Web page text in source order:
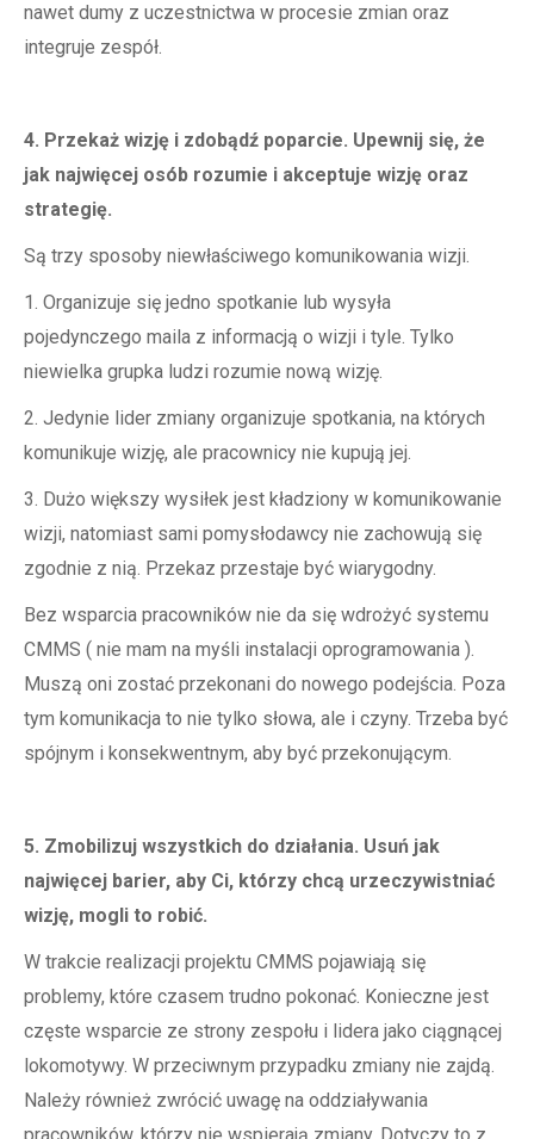
nawet dumy z uczestnictwa w procesie zmian oraz
integruje zespół.
4. Przekaż wizję i zdobądź poparcie. Upewnij się, że
jak najwięcej osób rozumie i akceptuje wizję oraz
strategię.
Są trzy sposoby niewłaściwego komunikowania wizji.
1. Organizuje się jedno spotkanie lub wysyła
pojedynczego maila z informacją o wizji i tyle. Tylko
niewielka grupka ludzi rozumie nową wizję.
2. Jedynie lider zmiany organizuje spotkania, na których
komunikuje wizję, ale pracownicy nie kupują jej.
3. Dużo większy wysiłek jest kładziony w komunikowanie
wizji, natomiast sami pomysłodawcy nie zachowują się
zgodnie z nią. Przekaz przestaje być wiarygodny.
Bez wsparcia pracowników nie da się wdrożyć systemu
CMMS ( nie mam na myśli instalacji oprogramowania ).
Muszą oni zostać przekonani do nowego podejścia. Poza
tym komunikacja to nie tylko słowa, ale i czyny. Trzeba być
spójnym i konsekwentnym, aby być przekonującym.
5. Zmobilizuj wszystkich do działania. Usuń jak
najwięcej barier, aby Ci, którzy chcą urzeczywistniać
wizję, mogli to robić.
W trakcie realizacji projektu CMMS pojawiają się
problemy, które czasem trudno pokonać. Konieczne jest
częste wsparcie ze strony zespołu i lidera jako ciągnącej
lokomotywy. W przeciwnym przypadku zmiany nie zajdą.
Należy również zwrócić uwagę na oddziaływania